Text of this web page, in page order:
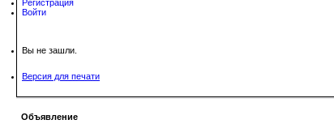
Регистрация
Войти
Вы не зашли.
Версия для печати
Объявление